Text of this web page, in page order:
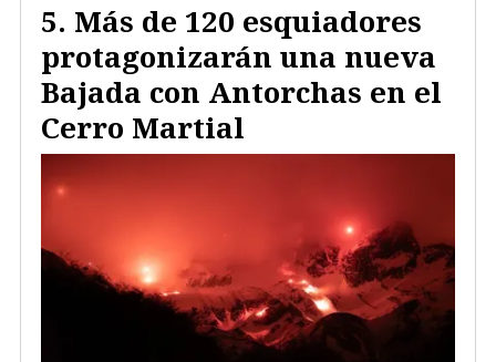
Más de 120 esquiadores
protagonizarán una nueva
Bajada con Antorchas en el
Cerro Martial